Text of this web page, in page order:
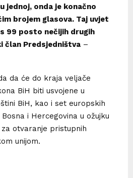
jednoj, onda je konačno
brojem glasova. Taj uvjet
99 posto nečijih drugih
član Predsjedništva –
da će do kraja veljače
BiH biti usvojene u
BiH, kao i set europskih
i Hercegovina u ožujku
otvaranje pristupnih
unijom.